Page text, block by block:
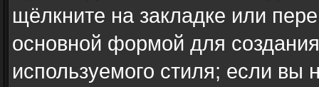
щёлкните на закладке или
основной формой для
используемого стиля; если вы